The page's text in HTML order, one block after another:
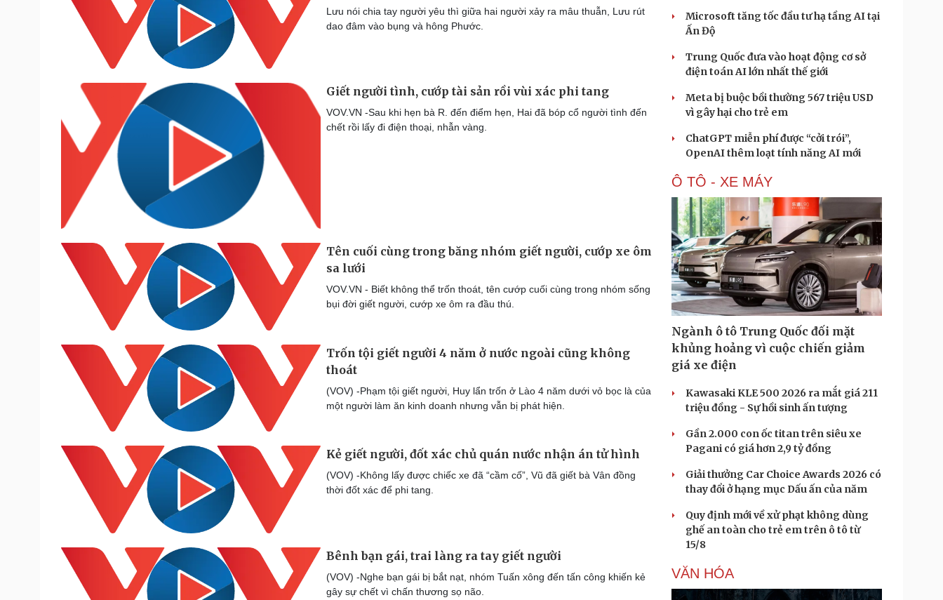
Lưu nói chia tay người yêu thì giữa hai người xảy ra mâu thuẫn, Lưu rút
dao đâm vào bụng và hông Phước.
Giết người tình, cướp tài sản rồi vùi xác phi tang
VOV.VN -Sau khi hẹn bà R. đến điểm hẹn, Hai đã bóp cổ người tình đến
chết rồi lấy đi điện thoại, nhẫn vàng.
Tên cuối cùng trong băng nhóm giết người, cướp xe ôm
sa lưới
VOV.VN - Biết không thể trốn thoát, tên cướp cuối cùng trong nhóm sống
bụi đời giết người, cướp xe ôm ra đầu thú.
Trốn tội giết người 4 năm ở nước ngoài cũng không
thoát
(VOV) -Phạm tội giết người, Huy lẩn trốn ở Lào 4 năm dưới vỏ bọc là của
một người làm ăn kinh doanh nhưng vẫn bị phát hiện.
Kẻ giết người, đốt xác chủ quán nước nhận án tử hình
(VOV) -Không lấy được chiếc xe đã “cầm cố”, Vũ đã giết bà Vân đồng
thời đốt xác để phi tang.
Bênh bạn gái, trai làng ra tay giết người
(VOV) -Nghe bạn gái bị bắt nạt, nhóm Tuấn xông đến tấn công khiến kẻ
gây sự chết vì chấn thương sọ não.
Microsoft tăng tốc đầu tư hạ tầng AI tại
Ấn Độ
Trung Quốc đưa vào hoạt động cơ sở
điện toán AI lớn nhất thế giới
Meta bị buộc bồi thường 567 triệu USD
vì gây hại cho trẻ em
ChatGPT miễn phí được “cởi trói”,
OpenAI thêm loạt tính năng AI mới
Ô TÔ - XE MÁY
Ngành ô tô Trung Quốc đối mặt
khủng hoảng vì cuộc chiến giảm
giá xe điện
Kawasaki KLE 500 2026 ra mắt giá 211
triệu đồng - Sự hồi sinh ấn tượng
Gần 2.000 con ốc titan trên siêu xe
Pagani có giá hơn 2,9 tỷ đồng
Giải thưởng Car Choice Awards 2026 có
thay đổi ở hạng mục Dấu ấn của năm
Quy định mới về xử phạt không dùng
ghế an toàn cho trẻ em trên ô tô từ
15/8
VĂN HÓA